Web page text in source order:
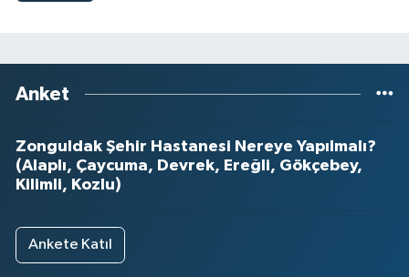
Anket
Zonguldak Şehir Hastanesi Nereye Yapılmalı?
(Alaplı, Çaycuma, Devrek, Ereğli, Gökçebey,
Kilimli, Kozlu)
Ankete Katıl